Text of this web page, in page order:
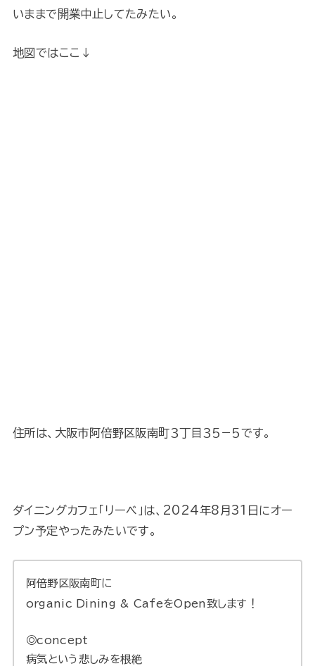
いままで開業中止してたみたい。
地図ではここ↓
住所は、大阪市阿倍野区阪南町３丁目３５−５です。
ダイニングカフェ「リーベ」は、2024年8月31日にオー
プン予定やったみたいです。
阿倍野区阪南町に
organic Dining & CafeをOpen致します！
◎concept
病気という悲しみを根絶